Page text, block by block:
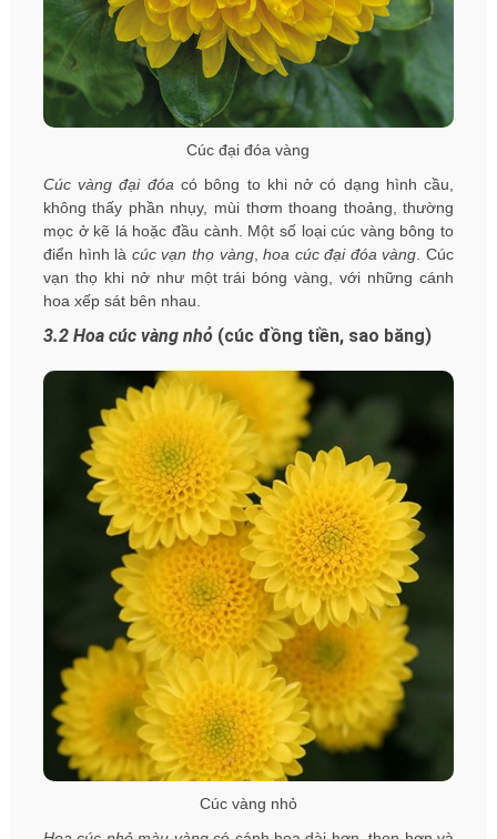
Cúc đại đóa vàng
Cúc vàng đại đóa có bông to khi nở có dạng hình cầu,
không thấy phần nhụy, mùi thơm thoang thoảng, thường
mọc ở kẽ lá hoặc đầu cành. Một số loại cúc vàng bông to
điển hình là cúc vạn thọ vàng,hoa cúc đại đóa vàng . Cúc
vạn thọ khi nở như một trái bóng vàng, với những cánh
hoa xếp sát bên nhau.
3.2 Hoa cúc vàng nhỏ(cúc đồng tiền, sao băng)
Cúc vàng nhỏ